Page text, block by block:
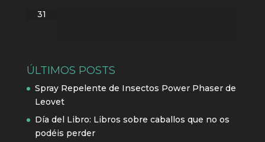
31
ÚLTIMOS POSTS
Spray Repelente de Insectos Power Phaser de
Leovet
Día del Libro: Libros sobre caballos que no os
podéis perder